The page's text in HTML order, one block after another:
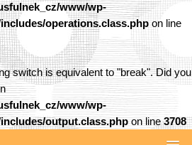
www/wp-
operations.class.php on line
switch is equivalent to "break". Did you
www/wp-
output.class.php on line3708